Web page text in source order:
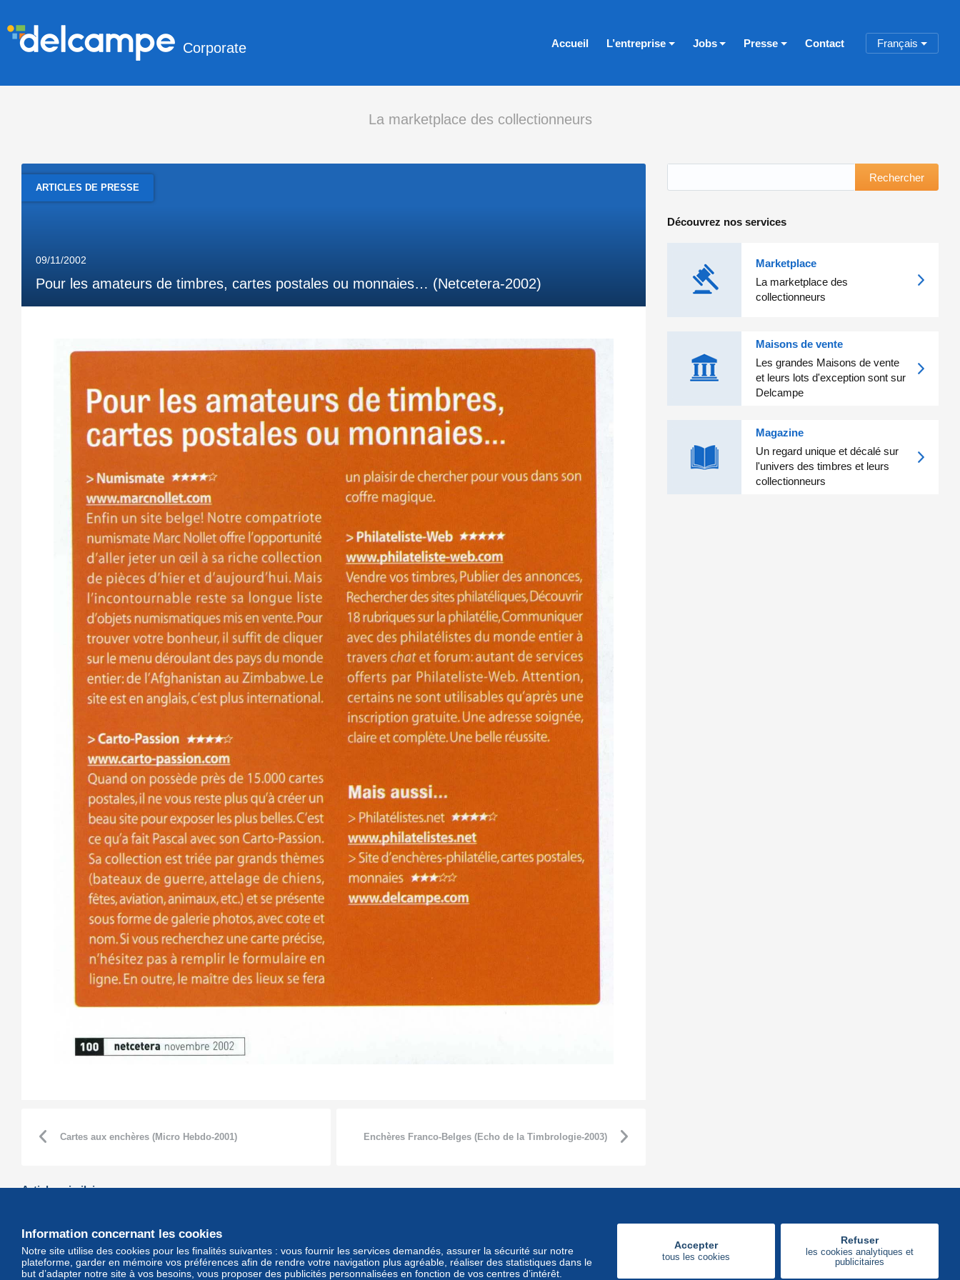
Corporate Accueil L’entreprise Jobs Presse Contact Français
La marketplace des collectionneurs
ARTICLES DE PRESSE
09/11/2002
Pour les amateurs de timbres, cartes postales ou monnaies… (Netcetera-2002)
Cartes aux enchères (Micro Hebdo-2001) Enchères Franco-Belges (Echo de la Timbrologie-2003)
Articles similaires :
Bourse de Soignies : paris
réussis (CGB 2005)
La monarchie aux enchères
(DH-2006)
www.delcampe.fr (2009)
d’Union-2015
Rechercher
Découvrez nos services
Marketplace
La marketplace des
collectionneurs
Maisons de vente
Les grandes Maisons de vente
et leurs lots d'exception sont sur
Delcampe
Magazine
Un regard unique et décalé sur
l'univers des timbres et leurs
collectionneurs
Information concernant les cookies
Notre site utilise des cookies pour les finalités suivantes : vous fournir les services demandés, assurer la sécurité sur notre
plateforme, garder en mémoire vos préférences afin de rendre votre navigation plus agréable, réaliser des statistiques dans le
but d’adapter notre site à vos besoins, vous proposer des publicités personnalisées en fonction de vos centres d’intérêt.
Accepter
tous les cookies
Refuser
les cookies analytiques et
publicitaires